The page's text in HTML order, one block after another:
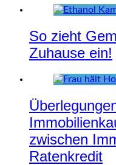
So zieht
Zuhause ein!
zwischen
Ratenkredit